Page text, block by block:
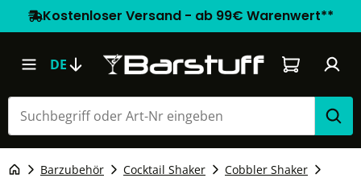
Kostenloser Versand - ab 99€ Warenwert**
DE Warenkorb
Barzubehör Cocktail Shaker
Cobbler Shaker